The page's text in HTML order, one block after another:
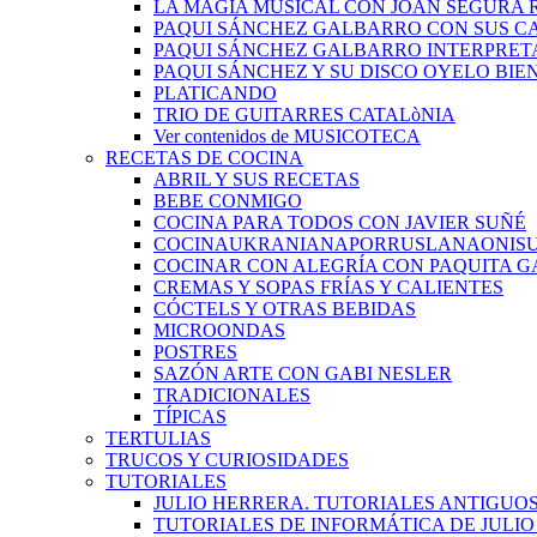
LA MAGIA MUSICAL CON JOAN SEGURA
PAQUI SÁNCHEZ GALBARRO CON SUS
PAQUI SÁNCHEZ GALBARRO
PAQUI SÁNCHEZ Y SU DISCO OYELO
PLATICANDO
TRIO DE GUITARRES CATALòNIA
Ver contenidos de MUSICOTECA
RECETAS DE COCINA
ABRIL Y SUS RECETAS
BEBE CONMIGO
COCINA PARA TODOS CON JAVIER SUÑÉ
COCINAR CON ALEGRÍA CON PAQUITA
CREMAS Y SOPAS FRÍAS Y CALIENTES
CÓCTELS Y OTRAS BEBIDAS
MICROONDAS
POSTRES
SAZÓN ARTE CON GABI NESLER
TRADICIONALES
TÍPICAS
TERTULIAS
TRUCOS Y CURIOSIDADES
TUTORIALES
JULIO HERRERA. TUTORIALES
TUTORIALES DE INFORMÁTICA DE